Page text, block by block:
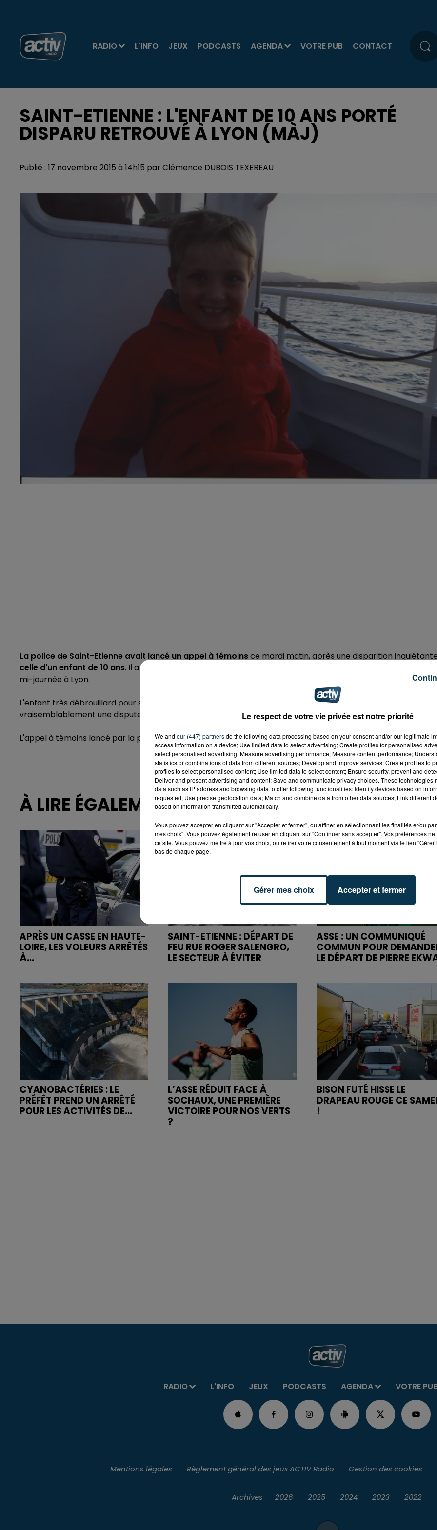
RADIO L'INFO JEUX PODCASTS AGENDA VOTRE PUB CONTACT
SAINT-ETIENNE : L'ENFANT DE 10 ANS PORTÉ
DISPARU RETROUVÉ À LYON (MÀJ)
Publié : 17 novembre 2015 à 14h15 par Clémence DUBOIS TEXEREAU
La police de Saint-Etienne avait lancé un appel à témoinsce mardi matin, après une disparition
celle d'un enfant de 10 ans. Il a quitté le domicile familial dans la nuit. Celui-ci a été retrouvé sain et sauf à la
mi-journée à Lyon.
L'enfant très débrouillard pour son âge aurait fait le trajet en taxi. Il se serait enfuit de chez lui après
vraisemblablement une dispute avec ses parents suite à une punition.
L'appel à témoins lancé par la police stéphanoisen'est donc plus d'actualité.
À LIRE ÉGALEMENT
APRÈS UN CASSE EN HAUTE-
LOIRE, LES VOLEURS ARRÊTÉS
À...
SAINT-ETIENNE : DÉPART DE
FEU RUE ROGER SALENGRO,
LE SECTEUR À ÉVITER
ASSE : UN COMMUNIQUÉ
COMMUN POUR
LE DÉPART DE PIERRE
CYANOBACTÉRIES : LE
PRÉFÊT PREND UN ARRÊTÉ
POUR LES ACTIVITÉS DE...
L’ASSE RÉDUIT FACE À
SOCHAUX, UNE PREMIÈRE
VICTOIRE POUR NOS VERTS
?
BISON FUTÉ HISSE LE
DRAPEAU ROUGE CE
!
RADIO L'INFO JEUX PODCASTS AGENDA VOTRE
Mentions légales Règlement général des jeux ACTIV Radio Gestion des cookies
Archives 2026 2025 2024 2023 2022
Le respect de votre vie privée est notre priorité
We and our (447) partnersdo the following data processing based on your consent and/or our legitimate
access information on a device; Use limited data to select advertising; Create profiles for personalised
select personalised advertising; Measure advertising performance; Measure content performance;
statistics or combinations of data from different sources; Develop and improve services; Create profiles to
profiles to select personalised content; Use limited data to select content; Ensure security, prevent and
Deliver and present advertising and content; Save and communicate privacy choices. These technologies
data such as IP address and browsing data to offer following functionalities: Identify devices based on
requested; Use precise geolocation data; Match and combine data from other data sources; Link different
based on information transmitted automatically.
Vous pouvez accepter en cliquant sur "Accepter et fermer", ou affiner en sélectionnant les finalités et/ou
mes choix". Vous pouvez également refuser en cliquant sur "Continuer sans accepter". Vos préférences
ce site. Vous pouvez mettre à jour vos choix, ou retirer votre consentement à tout moment via le lien
bas de chaque page.
Gérer mes choix Accepter et fermer